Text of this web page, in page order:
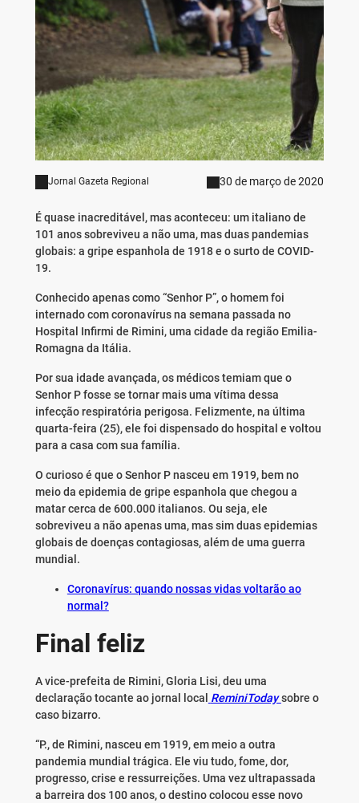
Jornal Gazeta Regional 30 de março de 2020
É quase inacreditável, mas aconteceu: um italiano de
101 anos sobreviveu a não uma, mas duas pandemias
globais: a gripe espanhola de 1918 e o surto de COVID-
19.
Conhecido apenas como “Senhor P”, o homem foi
internado com coronavírus na semana passada no
Hospital Infirmi de Rimini, uma cidade da região Emilia-
Romagna da Itália.
Por sua idade avançada, os médicos temiam que o
Senhor P fosse se tornar mais uma vítima dessa
infecção respiratória perigosa. Felizmente, na última
quarta-feira (25), ele foi dispensado do hospital e voltou
para a casa com sua família.
O curioso é que o Senhor P nasceu em 1919, bem no
meio da epidemia de gripe espanhola que chegou a
matar cerca de 600.000 italianos. Ou seja, ele
sobreviveu a não apenas uma, mas sim duas epidemias
globais de doenças contagiosas, além de uma guerra
mundial.
Coronavírus: quando nossas vidas voltarão ao
normal?
Final feliz
A vice-prefeita de Rimini, Gloria Lisi, deu uma
declaração tocante ao jornal local ReminiTodaysobre o
caso bizarro.
“P., de Rimini, nasceu em 1919, em meio a outra
pandemia mundial trágica. Ele viu tudo, fome, dor,
progresso, crise e ressurreições. Uma vez ultrapassada
a barreira dos 100 anos, o destino colocou esse novo